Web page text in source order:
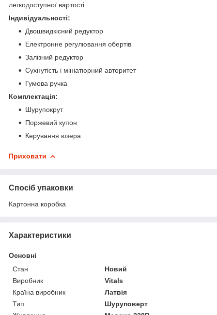
легкодоступної вартості.
Індивідуальності:
Двошвидкісний редуктор
Електронне регулювання обертів
Залізний редуктор
Сухнутість і мініатюрний авторитет
Гумова ручка
Комплектація:
Шурупокрут
Поржевий купон
Керування юзера
Приховати
Спосіб упаковки
Картонна коробка
Характеристики
Основні
Стан
Новий
Виробник
Vitals
Країна виробник
Латвія
Тип
Шуруповерт